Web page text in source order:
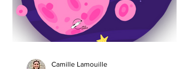
Camille Lamouille